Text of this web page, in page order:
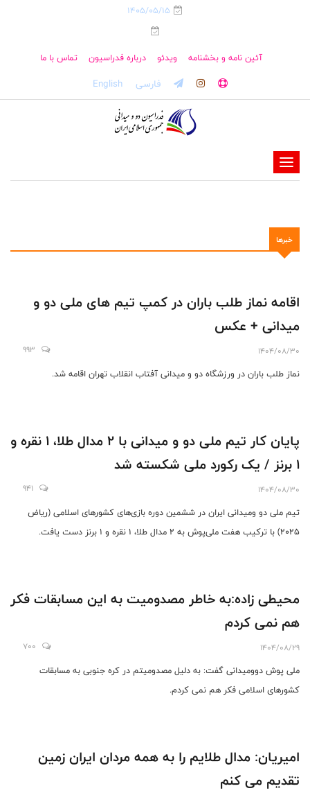
1405/05/15
آئین نامه و بخشنامه ویدئو درباره فدراسیون تماس با ما
فارسی English
-
-
-
-
-
خبرها
اقامه نماز طلب باران در کمپ تیم های ملی دو و
میدانی + عکس
1404/08/30
993
نماز طلب باران در ورزشگاه دو و میدانی آفتاب انقلاب تهران اقامه شد.
پایان کار تیم ملی دو و میدانی با 2 مدال طلا، 1 نقره و
1 برنز / یک رکورد ملی شکسته شد
1404/08/30
941
تیم ملی دو ومیدانی ایران در ششمین دوره بازی‌های کشورهای اسلامی (ریاض
2025) با ترکیب هفت ملی‌پوش به 2 مدال طلا، 1 نقره و 1 برنز دست یافت.
محیطی زاده:به خاطر مصدومیت به این مسابقات فکر
هم نمی کردم
1404/08/29
700
ملی پوش دوومیدانی گفت: به دلیل مصدومیتم در کره جنوبی به مسابقات
کشورهای اسلامی فکر هم نمی کردم.
امیریان: مدال طلایم را به همه مردان ایران زمین
تقدیم می کنم